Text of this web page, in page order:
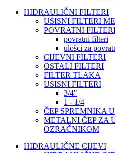
HIDRAULIČNI FILTERI
USISNI FILTERI
POVRATNI
povratni filteri
ulošci za
CIJEVNI FILTERI
OSTALI FILTERI
FILTER TLAKA
USISNI FILTERI
3/4"
1 - 1/4
ČEP SPREMNIKA
METALNI ČEP ZA
OZRAČNIKOM
HIDRAULIČNE CIJEVI